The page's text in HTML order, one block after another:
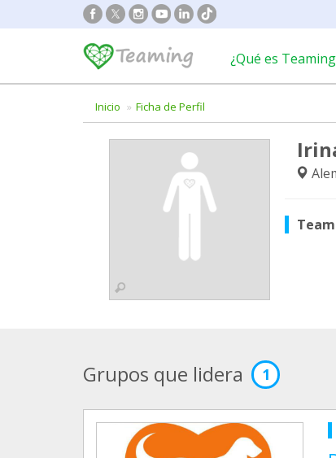
¿Qué es
Inicio Ficha de Perfil
Grupos que lidera 1